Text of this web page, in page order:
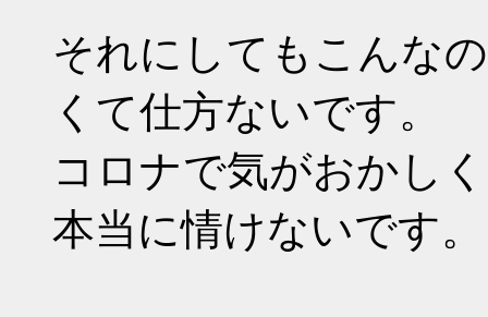
それにしてもこんな
くて仕方ないです。
コロナで気がおかし
本当に情けないです。